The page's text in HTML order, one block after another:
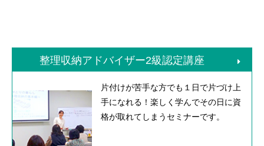
整理収納アドバイザー2級認定講座
片付けが苦手な方でも１日で片づけ上
手になれる！楽しく学んでその日に資
格が取れてしまうセミナーです。